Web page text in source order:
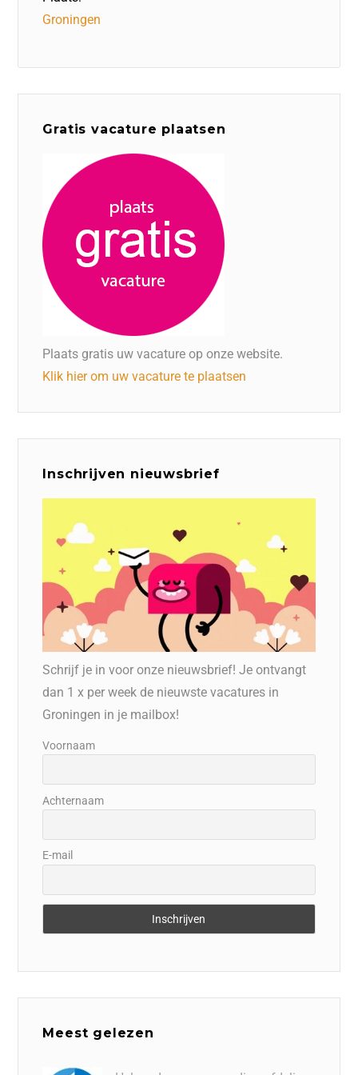
Groningen
Gratis vacature plaatsen
Plaats gratis uw vacature op onze website.
Klik hier om uw vacature te plaatsen
Inschrijven nieuwsbrief
Schrijf je in voor onze nieuwsbrief! Je ontvangt
dan 1 x per week de nieuwste vacatures in
Groningen in je mailbox!
Voornaam
Achternaam
E-mail
Meest gelezen